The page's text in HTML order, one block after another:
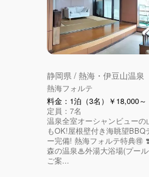
静岡県 / 熱海・伊豆山温泉
熱海フォルテ
料金：1泊（3名）￥18,000～
定員：7名
温泉全室オーシャンビュー
もOK!屋根壁付き海眺望BBQ
ー完備! 熱海フォルテ特典🉐
森の温泉♨外湯大浴場(プー
ご案...